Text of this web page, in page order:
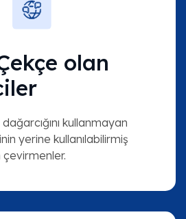
olan
kullanmayan
yerine kullanılabilirmiş